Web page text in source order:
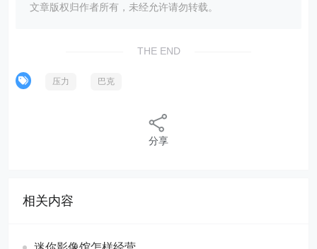
文章版权归作者所有，未经允许请勿转载。
THE END
压力 巴克
分享
相关内容